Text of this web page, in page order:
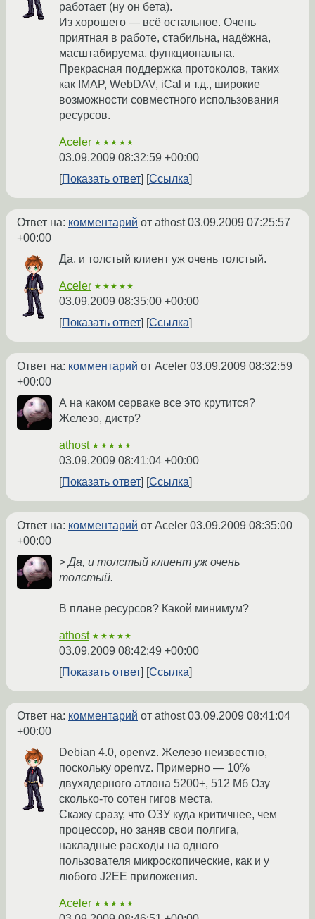
работает (ну он бета).
Из хорошего — всё остальное. Очень
приятная в работе, стабильна, надёжна,
масштабируема, функциональна.
Прекрасная поддержка протоколов, таких
как IMAP, WebDAV, iCal и т.д., широкие
возможности совместного использования
ресурсов.
Aceler ★★★★★
03.09.2009 08:32:59 +00:00
Показать ответ
Ссылка
Ответ на: комментарий от athost03.09.2009 07:25:57
+00:00
Да, и толстый клиент уж очень толстый.
Aceler ★★★★★
03.09.2009 08:35:00 +00:00
Показать ответ
Ссылка
Ответ на: комментарий от Aceler 03.09.2009 08:32:59
+00:00
А на каком серваке все это крутится?
Железо, дистр?
athost ★★★★★
03.09.2009 08:41:04 +00:00
Показать ответ
Ссылка
Ответ на: комментарий от Aceler 03.09.2009 08:35:00
+00:00
> Да, и толстый клиент уж очень
толстый.
В плане ресурсов? Какой минимум?
athost ★★★★★
03.09.2009 08:42:49 +00:00
Показать ответ
Ссылка
Ответ на: комментарий от athost03.09.2009 08:41:04
+00:00
Debian 4.0, openvz. Железо неизвестно,
поскольку openvz. Примерно — 10%
двухядерного атлона 5200+, 512 Мб Озу
сколько-то сотен гигов места.
Скажу сразу, что ОЗУ куда критичнее, чем
процессор, но заняв свои полгига,
накладные расходы на одного
пользователя микроскопические, как и у
любого J2EE приложения.
Aceler ★★★★★